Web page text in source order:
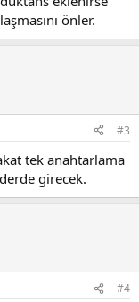
önler.
#3
tek anahtarlama
girecek.
#4